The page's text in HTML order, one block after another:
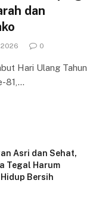
dan
0
Hari Ulang Tahun
81,…
Asri dan Sehat,
Tegal Harum
Bersih